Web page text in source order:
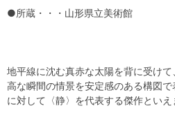
●所蔵・・・山形県立美術館
地平線に沈む真赤な太陽を背に受け
高な瞬間の情景を安定感のある構図で
に対して〈静〉を代表する傑作といえ